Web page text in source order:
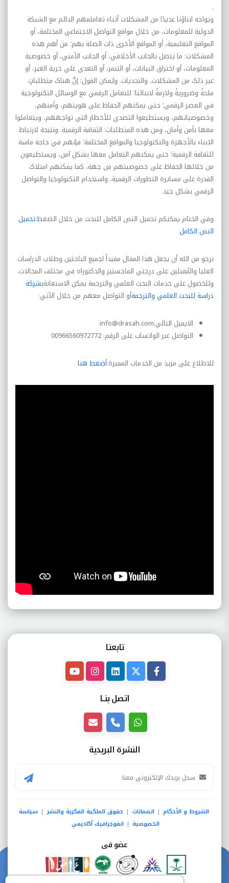
.
ويواجه ابناؤنا عديدًا من المشکلات أثناء تعاملمهم الدائم مع الشبکة
الدولية للمعلومات، من خلال مواقع التواصل الاجتماعي المختلفة، أو
المواقع التعليمية، أو المواقع الأخرى ذات الصلة بهم؛ من أهم هذه
المشکلات: ما يتصل بالجانب الأخلاقي، أو الجانب الأمني، أو خصوصية
المعلومات، أو اختراق البيانات، أو التنمر، أو التعدي علي حرية الغير، أو
غير ذلک من المشکلات، والتحديات. ويُمکن القول: إنَّ هناک متطلباتٍ
ملحةً وضروريةً ولازمةً لابنائنا؛ للتعامل الرقمي مع الوسائل التکنولوجية
في العصر الرقمي؛ حتى يمکنهم الحفاظ على هويتهم، وأمنهم،
وخصوصياتهم، ويستطيعوا التصدي للأخطار التي تواجههم، ويتعاملوا
معها بأمن وأمان، ومن هذه المتطلبات: الثقافة الرقمية. ونتيجة لارتباط
الابناء بالأجهزة والتکنولوجيا والمواقع المختلفة؛ فإنهم في حاجة ماسة
للثقافة الرقمية؛ حتى يمکنهم التعامل معها بشکل آمن، ويستطيعون
من خلالها الحفاظ على خصوصيتهم من جهة، کما يمکنهم امتلاک
القدرة على مسايرة التطورات الرقمية، واستخدام التکنولوجيا والتواصل
الرقمي بشکل جيد.
وفي الختام يمكنكم تحميل النص الكامل للبحث من خلال الضغط:تحميل
النص الكامل
نرجو من الله أن يجعل هذا المقال مفيداً لجميع الباحثين وطلاب الدراسات
العليا والمُقبلين على درجتي الماجستير والدكتوراه في مختلف المجالات،
وللحصول على خدمات البحث العلمي والترجمة يمكن الاستعانةبشركة
دراسة للبحث العلمي والترجمةأو التواصل معهم من خلال الآتي:
الايميل التالي:info@drasah.com
التواصل عبر الواتساب على الرقم: 00966560972772
للاطلاع على مزيد من الخدمات المميزة:أضغط هنا
تابعنـا
اتصل بنــا
النشرة البريدية
الشروط و الأحكام | الضمانات | حقوق الملكية الفكرية والنشر | سياسة
الخصوصية | انفوجرافيك أكاديمي
عضو فى